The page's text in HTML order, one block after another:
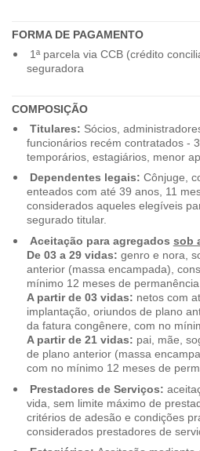
FORMA DE PAGAMENTO
1ª parcela via CCB (crédito
seguradora
COMPOSIÇÃO
Titulares: Sócios,
funcionários recém contratados -
temporários, estagiários, menor
Dependentes legais: Cônjuge,
enteados com até 39 anos, 11
considerados aqueles elegíveis
segurado titular.
Aceitação para agregados sob
De 03 a 29 vidas: genro e nora,
anterior (massa encampada),
mínimo 12 meses de
A partir de 03 vidas: netos com
implantação, oriundos de plano
da fatura congênere, com no
A partir de 21 vidas: pai, mãe,
de plano anterior (massa
com no mínimo 12 meses de
Prestadores de Serviços:
vida, sem limite máximo de
critérios de adesão e condições
considerados prestadores de